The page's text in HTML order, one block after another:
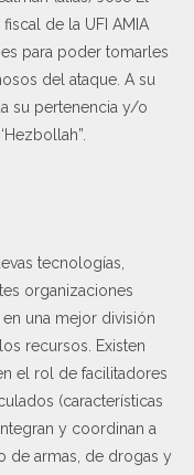
de la UFI AMIA
para poder tomarles
del ataque. A su
su pertenencia y/o
tecnologías,
organizaciones
una mejor división
recursos. Existen
el rol de facilitadores
(características
y coordinan a
de armas, de drogas y